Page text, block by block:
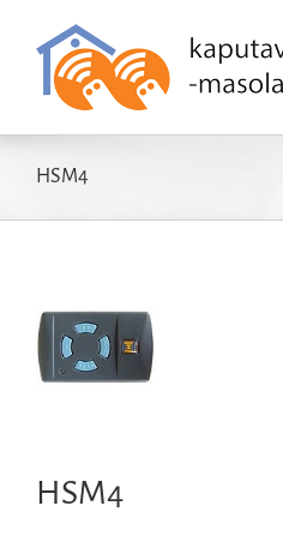
Kihagyás
HSM4
HSM4